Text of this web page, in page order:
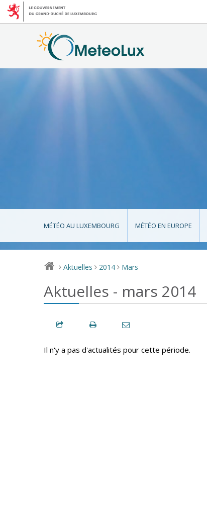
MÉTÉO AU LUXEMBOURG MÉTÉO EN EUROPE
> Aktuelles > 2014 > Mars
Aktuelles - mars 2014
Il n'y a pas d'actualités pour cette période.